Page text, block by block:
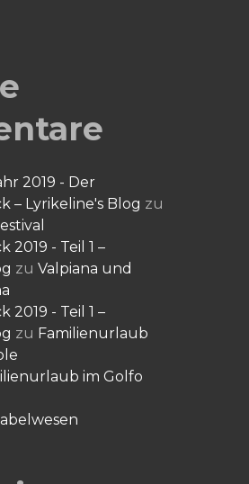
2019 - Der
– Lyrikeline's Blog zu
2019 - Teil 1 –
zuValpiana und
2019 - Teil 1 –
zu Familienurlaub
im Golfo